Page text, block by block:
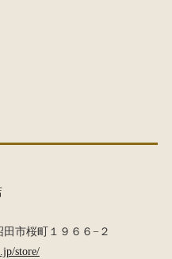
市桜町１９６６−２
store/